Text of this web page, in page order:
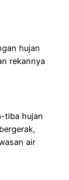
hujan
rekannya
tiba hujan
air